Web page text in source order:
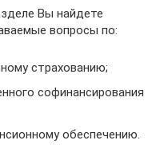
Вы найдете
вопросы по:
страхованию;
софинансирования
обеспечению.